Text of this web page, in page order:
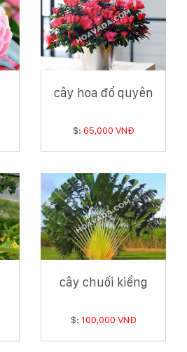
cây hoa đổ quyên
$: 65,000 VNĐ
cây chuối kiểng
$: 100,000 VNĐ